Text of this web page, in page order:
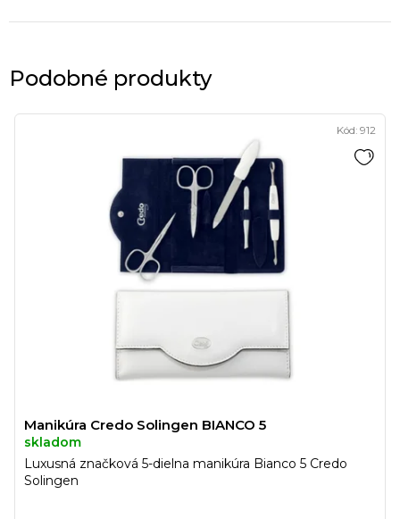
Podobné produkty
Manikúra Credo Solingen BIANCO 5
skladom
Luxusná značková 5-dielna manikúra Bianco 5 Credo
Solingen
Kód: 912